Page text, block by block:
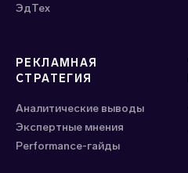
ЭдТех
РЕКЛАМНАЯ
СТРАТЕГИЯ
Аналитические выводы
Экспертные мнения
Performance-гайды